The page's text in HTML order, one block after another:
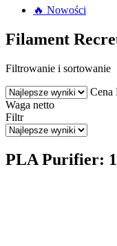
🔥 Nowości
Filament
Filtrowanie i sortowanie
Cena
Waga netto
Filtr
PLA Purifier: